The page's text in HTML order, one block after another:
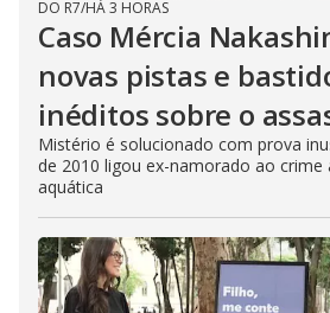
DO R7/HÁ 3 HORAS
Caso Mércia
novas pistas e
inéditos sobre o
Mistério é solucionado com prova
de 2010 ligou ex-namorado ao crime
aquática